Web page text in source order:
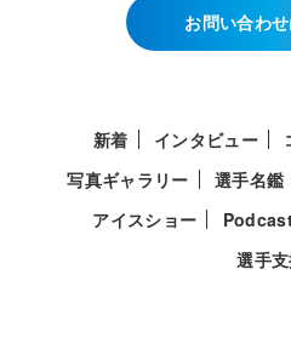
お問い合わ
新着 インタビュー
写真ギャラリー
選手名鑑
アイスショー
選手